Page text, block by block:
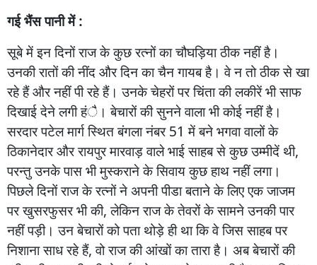
गईभैंसपानीमें :
सूबेमेंइनदिनोंराजकेकुछरत्नोंकाचौघड़ियाठीकनहींहै।
उनकीरातोंकीनींदऔरदिनकाचैनगायबहै। वेनतोठीकसेखा
रहेहैंऔरनहींपीरहेहैं। उनकेचेहरोंपरचिंताकीलकीरेंभीसाफ
दिखाईदेनेलगीहंै। बेचारोंकीसुननेवालाभीकोईनहींहै।
सरदारपटेलमार्गस्थितबंगलानंबर51मेंबनेभगवावालोंके
ठिकानेदारऔररायपुरमारवाड़वालेभाईसाहबसेकुछउम्मीदें थी,
परन्तुउनकेपासभीमुस्करानेकेसिवायकुछहाथनहींलगा।
पिछलेदिनोंराजकेरत्नोंनेअपनीपीडाबतानेकेलिएएकजाजम
परखुसरफुसरभीकी,लेकिनराजकेतेवरोंकेसामनेउनकीपार
नहींपड़ी। उनबेचारोंकोपता थोड़ेही थाकिवेजिससाहबपर
निशानासाधरहेहैं,वोराजकीआंखोंकाताराहै। अबबेचारोंकी